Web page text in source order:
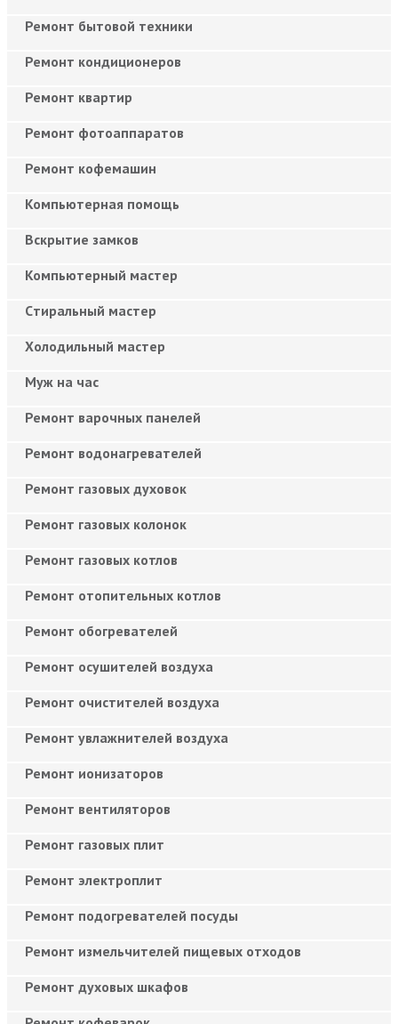
Ремонт бытовой техники
Ремонт кондиционеров
Ремонт квартир
Ремонт фотоаппаратов
Ремонт кофемашин
Компьютерная помощь
Вскрытие замков
Компьютерный мастер
Cтиральный мастер
Холодильный мастер
Муж на час
Ремонт варочных панелей
Ремонт водонагревателей
Ремонт газовых духовок
Ремонт газовых колонок
Ремонт газовых котлов
Ремонт отопительных котлов
Ремонт обогревателей
Ремонт осушителей воздуха
Ремонт очистителей воздуха
Ремонт увлажнителей воздуха
Ремонт ионизаторов
Ремонт вентиляторов
Ремонт газовых плит
Ремонт электроплит
Ремонт подогревателей посуды
Ремонт измельчителей пищевых отходов
Ремонт духовых шкафов